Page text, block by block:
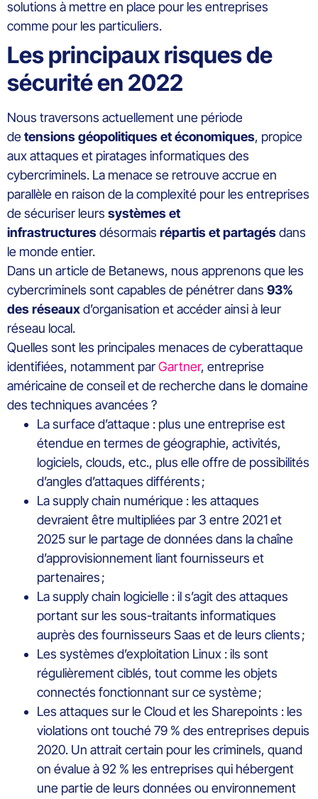
solutions à mettre en place pour les entreprises
comme pour les particuliers.
Les principaux risques de
sécurité en 2022
Nous traversons actuellement une période
detensions géopolitiques et économiques, propice
aux attaques et piratages informatiques des
cybercriminels. La menace se retrouve accrue en
parallèle en raison de la complexité pour les entreprises
de sécuriser leurs systèmes et
infrastructuresdésormais répartis et partagésdans
le monde entier.
Dans un article de Betanews, nous apprenons que les
cybercriminels sont capables de pénétrer dans 93%
des réseauxd’organisation et accéder ainsi à leur
réseau local.
Quelles sont les principales menaces de cyberattaque
identifiées, notamment parGartner, entreprise
américaine de conseil et de recherche dans le domaine
des techniques avancées ?
La surface d’attaque : plus une entreprise est
étendue en termes de géographie, activités,
logiciels, clouds, etc., plus elle offre de possibilités
d’angles d’attaques différents ;
La supply chain numérique : les attaques
devraient être multipliées par 3 entre 2021 et
2025 sur le partage de données dans la chaîne
d’approvisionnement liant fournisseurs et
partenaires ;
La supply chain logicielle : il s’agit des attaques
portant sur les sous-traitants informatiques
auprès des fournisseurs Saas et de leurs clients ;
Les systèmes d’exploitation Linux : ils sont
régulièrement ciblés, tout comme les objets
connectés fonctionnant sur ce système ;
Les attaques sur le Cloud et les Sharepoints : les
violations ont touché 79 % des entreprises depuis
2020. Un attrait certain pour les criminels, quand
on évalue à 92 % les entreprises qui hébergent
une partie de leurs données ou environnement